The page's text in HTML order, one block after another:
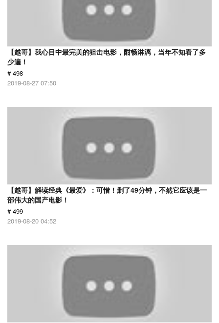
【越哥】我心目中最完美的狙击电影，酣畅淋漓，当年不知看了多
少遍！
# 498
2019-08-27 07:50
【越哥】解读经典《最爱》：可惜！删了49分钟，不然它应该是一
部伟大的国产电影！
# 499
2019-08-20 04:52